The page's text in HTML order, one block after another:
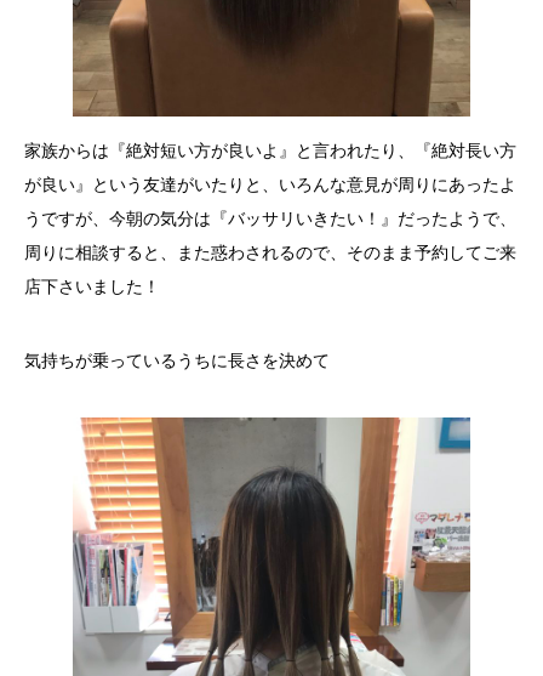
家族からは『絶対短い方が良いよ』と言われたり、『絶対長い方
が良い』という友達がいたりと、いろんな意見が周りにあったよ
うですが、今朝の気分は『バッサリいきたい！』だったようで、
周りに相談すると、また惑わされるので、そのまま予約してご来
店下さいました！
気持ちが乗っているうちに長さを決めて